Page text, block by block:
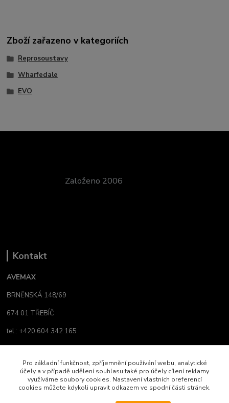
Zboží zařazeno v kategoriích
Reprosoustavy
Wharfedale
EVO
Založeno 2006
Kontakt
AVEMAX
BRNĚNSKÁ 148/69
674 01 TŘEBÍČ
tel.: +420 604 342 165
info@yamaha-shop.cz
Pro základní funkčnost, zpříjemnění používání webu, analytické
účely a v případě udělení souhlasu také pro účely cílení reklamy
využíváme soubory cookies. Nastavení vlastních preferencí
cookies můžete kdykoli upravit odkazem ve spodní části stránek.